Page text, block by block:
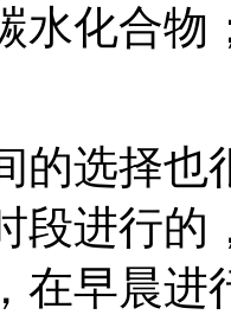
水化合物
的选择
段进行的
在早晨进